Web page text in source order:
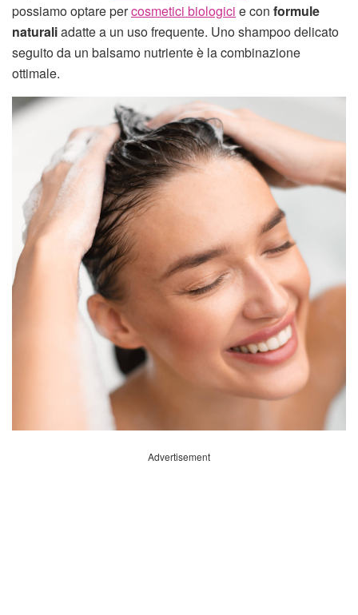
possiamo optare percosmetici biologici e con formule
naturaliadatte a un uso frequente. Uno shampoo delicato
seguito da un balsamo nutriente è la combinazione
ottimale.
Advertisement